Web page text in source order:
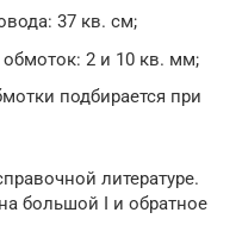
37 кв. см;
2 и 10 кв. мм;
подбирается при
литературе.
большой I и обратное